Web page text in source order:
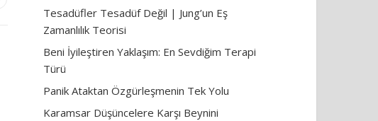
Tesadüfler Tesadüf Değil | Jung’un Eş
Zamanlılık Teorisi
Beni İyileştiren Yaklaşım: En Sevdiğim Terapi
Türü
Panik Ataktan Özgürleşmenin Tek Yolu
Karamsar Düşüncelere Karşı Beynini